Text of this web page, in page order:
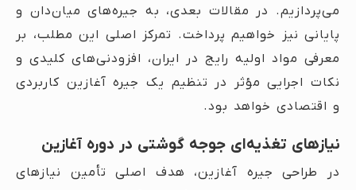
می‌پردازیم. در مقالات بعدی، به جیره‌های میان‌دان و
پایانی نیز خواهیم پرداخت. تمرکز اصلی این مطلب، بر
معرفی مواد اولیه رایج در ایران، افزودنی‌های کلیدی و
نکات اجرایی مؤثر در تنظیم یک جیره آغازین کاربردی
و اقتصادی خواهد بود.
نیازهای تغذیه‌ای جوجه گوشتی در دوره آغازین
در طراحی جیره آغازین، هدف اصلی تأمین نیازهای